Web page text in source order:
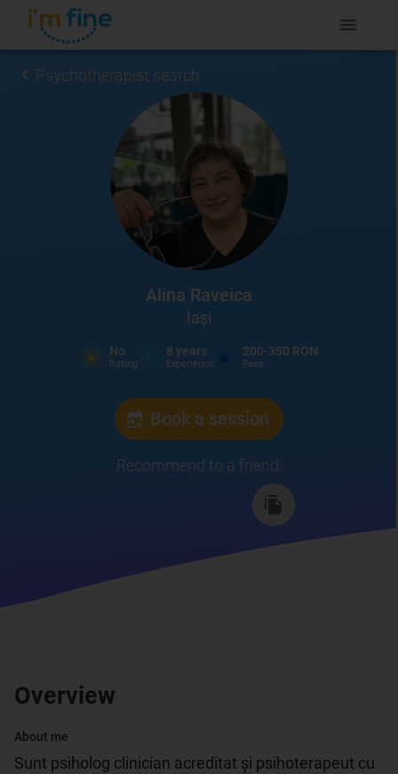
Psychotherapist search
Alina Raveica
Iași
No
Rating
8 years
Experience
200-350 RON
Fees
Book a session
Recommend to a friend :
Overview
About me
Sunt psiholog clinician acreditat și psihoterapeut cu